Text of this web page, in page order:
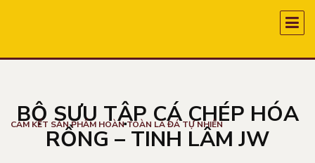
CAM KẾT SẢN PHẨM HOÀN TOÀN LÀ ĐÁ TỰ NHIÊN
BỘ SƯU TẬP CÁ CHÉP HÓA
RỒNG – TINH LÂM JW